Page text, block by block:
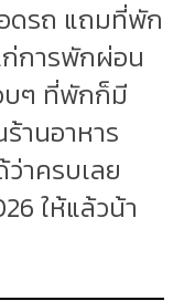
ดรถ แถมที่พัก
ก่การพักผ่อน
บๆ ที่พักก็มี
านอาหาร
าครบเลย
ให้แล้วน้า